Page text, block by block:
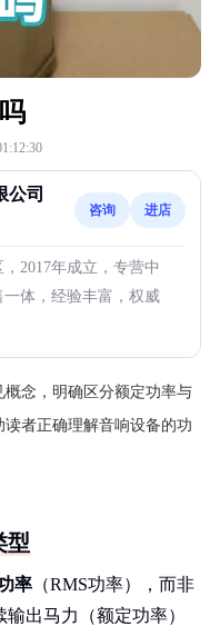
公司
咨询 进店
2017年成立，专营中
体，经验丰富，权威
念，明确区分额定功率与
者正确理解音响设备的功
型
率 （RMS功率），而非
出马力（额定功率）